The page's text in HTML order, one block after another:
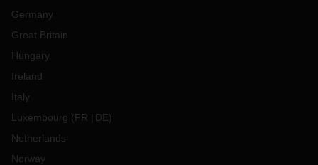
Germany
Great Britain
Hungary
Ireland
Italy
Luxembourg (FR DE)
Netherlands
Norway